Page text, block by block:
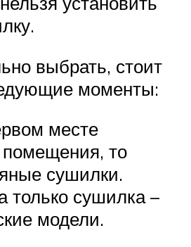
выбрать, стоит
моменты:
месте
помещения, то
сушилки.
только сушилка –
модели.